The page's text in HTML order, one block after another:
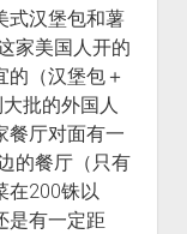
式汉堡包和薯
家美国人开的
的（汉堡包＋
批的外国人
餐厅对面有一
的餐厅（只有
在200铢以
是有一定距